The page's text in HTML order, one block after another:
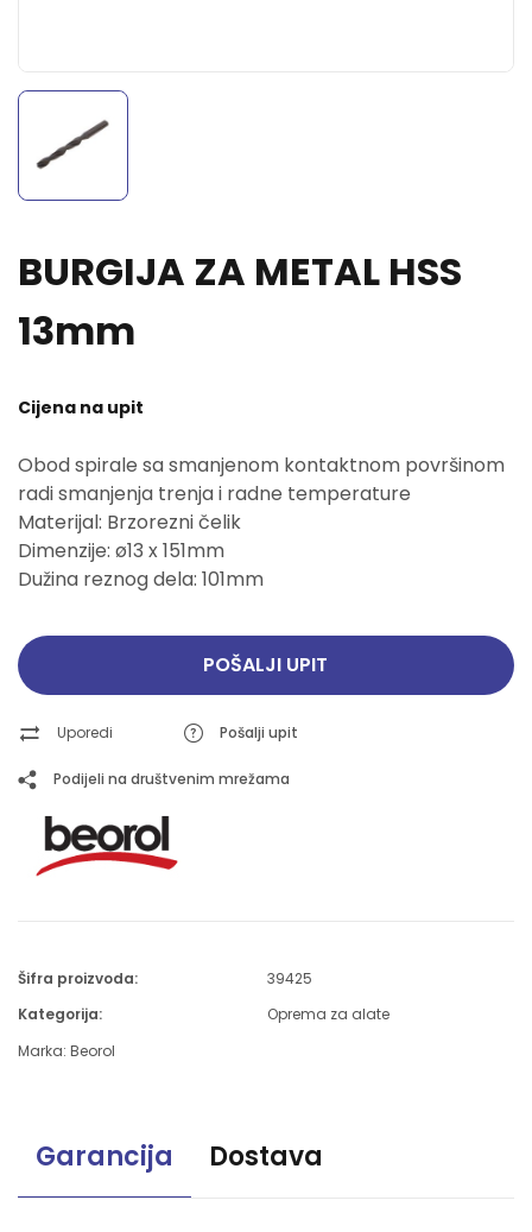
BURGIJA ZA METAL HSS
13mm
Cijena na upit
Obod spirale sa smanjenom kontaktnom površinom
radi smanjenja trenja i radne temperature
Materijal: Brzorezni čelik
Dimenzije: ø13 x 151mm
Dužina reznog dela: 101mm
POŠALJI UPIT
Uporedi Pošalji upit
Podijeli na društvenim mrežama
Šifra proizvoda:
39425
Kategorija:
Oprema za alate
Marka: Beorol
Garancija Dostava